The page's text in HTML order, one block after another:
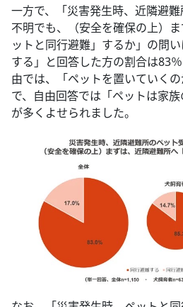
一方で、「災害発生時、近隣避
不明でも、（安全を確保の上）
ットと同行避難」するか」の問
する」と回答した方の割合は83
由では、「ペットを置いていく
で、自由回答では「ペットは家
が多くよせられました。